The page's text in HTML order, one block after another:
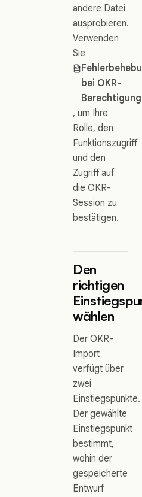
andere Datei
ausprobieren.
Verwenden
Sie
bei OKR-
, um Ihre
Rolle, den
Funktionszugriff
und den
Zugriff auf
die OKR-
Session zu
bestätigen.
Den
richtigen
wählen
Der OKR-
Import
verfügt über
zwei
Einstiegspunkte.
Der gewählte
Einstiegspunkt
bestimmt,
wohin der
gespeicherte
Entwurf